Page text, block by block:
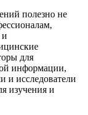
полезно не
и
для
информации,
и исследователи
изучения и